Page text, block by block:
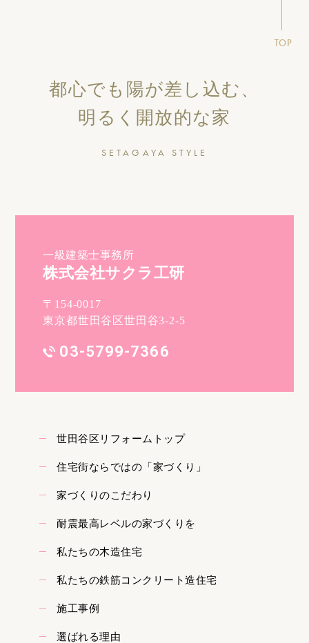
TOP
都心でも陽が差し込む、
明るく開放的な家
SETAGAYA STYLE
一級建築士事務所
株式会社サクラ工研
〒154-0017
東京都世田谷区世田谷3-2-5
03-5799-7366
世田谷区リフォームトップ
住宅街ならではの「家づくり」
家づくりのこだわり
耐震最高レベルの家づくりを
私たちの木造住宅
私たちの鉄筋コンクリート造住宅
施工事例
選ばれる理由